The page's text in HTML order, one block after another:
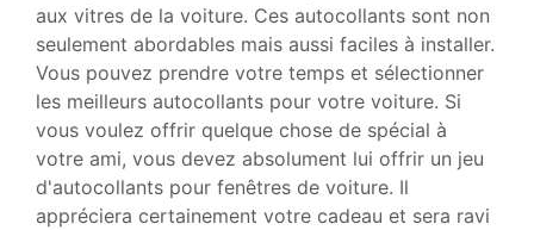
aux vitres de la voiture. Ces autocollants sont non
seulement abordables mais aussi faciles à installer.
Vous pouvez prendre votre temps et sélectionner
les meilleurs autocollants pour votre voiture. Si
vous voulez offrir quelque chose de spécial à
votre ami, vous devez absolument lui offrir un jeu
d'autocollants pour fenêtres de voiture. Il
appréciera certainement votre cadeau et sera ravi